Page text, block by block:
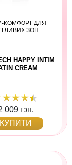
КОМФОРТ ДЛЯ
ЗОН
HAPPY INTIM
CREAM
009 грн.
КУПИТИ